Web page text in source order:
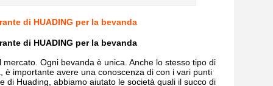
di HUADING per la bevanda
di HUADING per la bevanda
Ogni bevanda è unica. Anche lo stesso tipo di
importante avere una conoscenza di con i vari punti
di Huading, abbiamo aiutato le società quali il succo di